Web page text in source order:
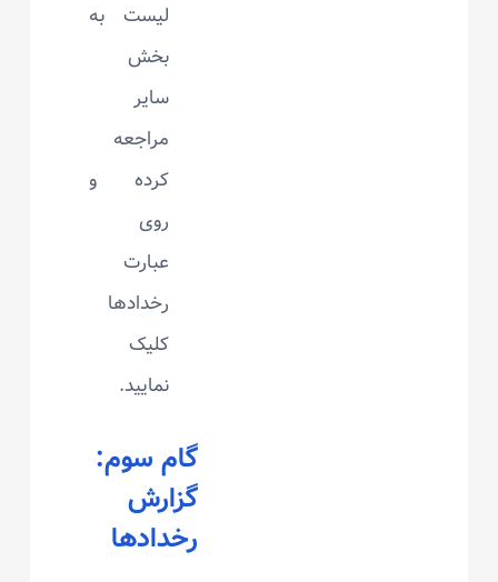
لیست به
بخش
سایر
مراجعه
کرده و
روی
عبارت
رخدادها
کلیک
نمایید.
گام سوم:
گزارش
رخدادها